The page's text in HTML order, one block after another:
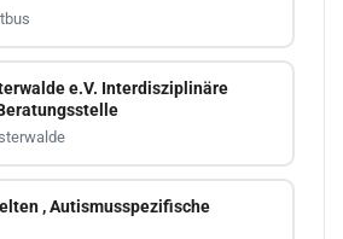
e.V. Interdisziplinäre
, Autismusspezifische